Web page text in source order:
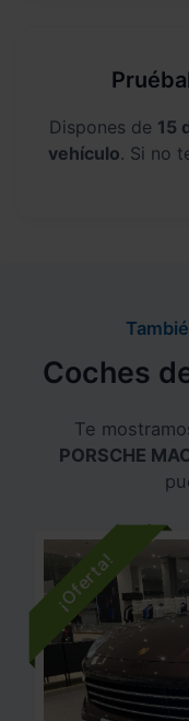
Dispones de 15
vehículo. Si no
Coches
Te
PORSCHE